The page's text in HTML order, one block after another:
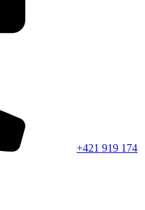
+421 919 174